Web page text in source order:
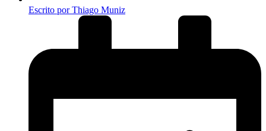
Escrito porThiago Muniz